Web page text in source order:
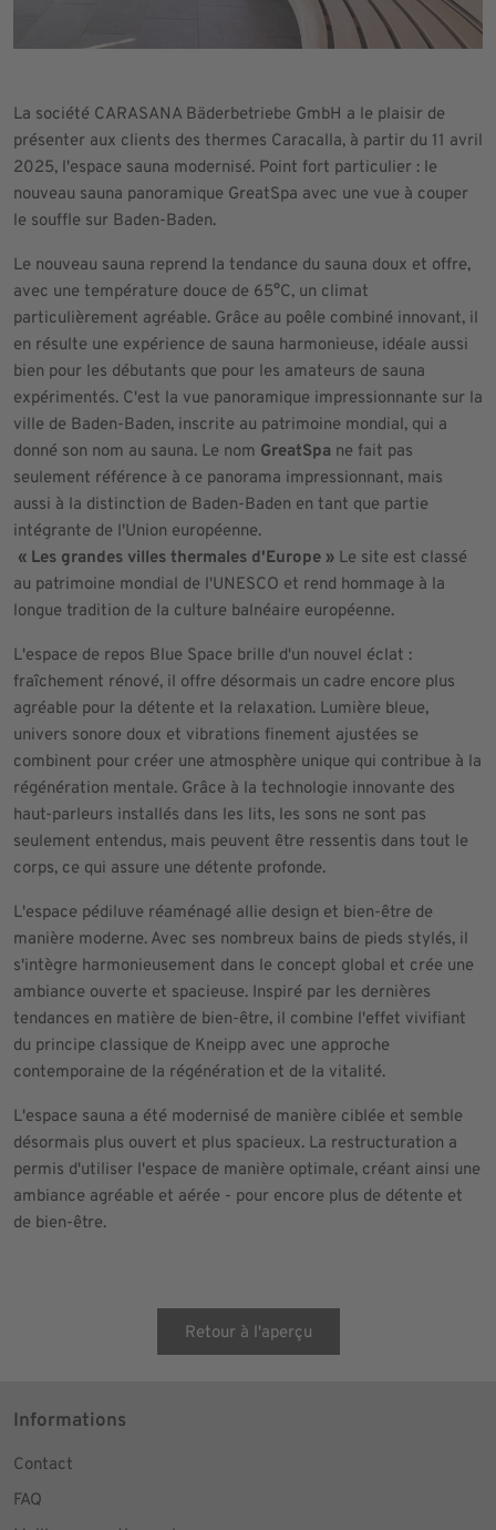
La société CARASANA Bäderbetriebe GmbH a le plaisir de
présenter aux clients des thermes Caracalla, à partir du 11 avril
2025, l'espace sauna modernisé. Point fort particulier : le
nouveau sauna panoramique GreatSpa avec une vue à couper
le souffle sur Baden-Baden.
Le nouveau sauna reprend la tendance du sauna doux et offre,
avec une température douce de 65°C, un climat
particulièrement agréable. Grâce au poêle combiné innovant, il
en résulte une expérience de sauna harmonieuse, idéale aussi
bien pour les débutants que pour les amateurs de sauna
expérimentés. C'est la vue panoramique impressionnante sur la
ville de Baden-Baden, inscrite au patrimoine mondial, qui a
donné son nom au sauna. Le nom GreatSpa ne fait pas
seulement référence à ce panorama impressionnant, mais
aussi à la distinction de Baden-Baden en tant que partie
intégrante de l'Union européenne.
« Les grandes villes thermales d'Europe » Le site est classé
au patrimoine mondial de l'UNESCO et rend hommage à la
longue tradition de la culture balnéaire européenne.
L'espace de repos Blue Space brille d'un nouvel éclat :
fraîchement rénové, il offre désormais un cadre encore plus
agréable pour la détente et la relaxation. Lumière bleue,
univers sonore doux et vibrations finement ajustées se
combinent pour créer une atmosphère unique qui contribue à la
régénération mentale. Grâce à la technologie innovante des
haut-parleurs installés dans les lits, les sons ne sont pas
seulement entendus, mais peuvent être ressentis dans tout le
corps, ce qui assure une détente profonde.
L'espace pédiluve réaménagé allie design et bien-être de
manière moderne. Avec ses nombreux bains de pieds stylés, il
s'intègre harmonieusement dans le concept global et crée une
ambiance ouverte et spacieuse. Inspiré par les dernières
tendances en matière de bien-être, il combine l'effet vivifiant
du principe classique de Kneipp avec une approche
contemporaine de la régénération et de la vitalité.
L'espace sauna a été modernisé de manière ciblée et semble
désormais plus ouvert et plus spacieux. La restructuration a
permis d'utiliser l'espace de manière optimale, créant ainsi une
ambiance agréable et aérée - pour encore plus de détente et
de bien-être.
Retour à l'aperçu
Informations
Contact
FAQ